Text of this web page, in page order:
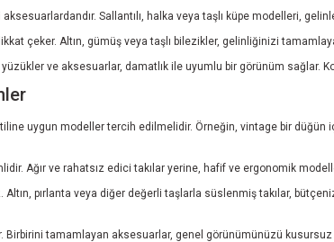
aksesuarlardandır. Sallantılı, halka veya taşlı küpe modelleri,
çeker. Altın, gümüş veya taşlı bilezikler, gelinliğinizi
ve aksesuarlar, damatlık ile uyumlu bir görünüm sağlar.
uygun modeller tercih edilmelidir. Örneğin, vintage bir
Ağır ve rahatsız edici takılar yerine, hafif ve ergonomik
pırlanta veya diğer değerli taşlarla süslenmiş takılar,
Birbirini tamamlayan aksesuarlar, genel görünümünüzü